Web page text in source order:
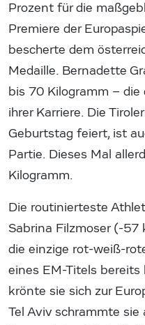
Prozent für die
Premiere der
bescherte dem
Medaille. Bernadette
bis 70 Kilogramm –
ihrer Karriere. Die
Geburtstag feiert, ist
Partie. Dieses Mal
Kilogramm.
Die routinierteste
Sabrina Filzmoser (-
die einzige rot-weiß-
eines EM-Titels
krönte sie sich zur
Tel Aviv schrammte